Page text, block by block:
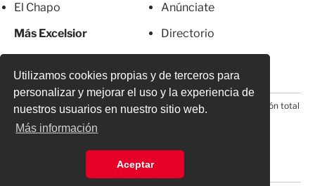
Utilizamos cookies propias y de terceros para
personalizar y mejorar el uso y la experiencia de
nuestros usuarios en nuestro sitio web.
Más información
Aceptar
El Chapo
Más Excelsior
Anúnciate
Directorio
© 2026 Todos los derechos reservados. Prohibida la reproducción total
o parcial, incluyendo cualquier medio electrónico*